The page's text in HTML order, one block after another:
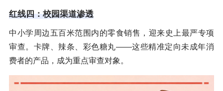
红线四：校园渠道渗透
中小学周边五百米范围内的零食销售，迎来史上最严专项
审查。卡牌、辣条、彩色糖丸——这些精准定向未成年消
费者的产品，成为重点审查对象。